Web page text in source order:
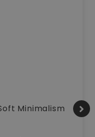
Minimalism